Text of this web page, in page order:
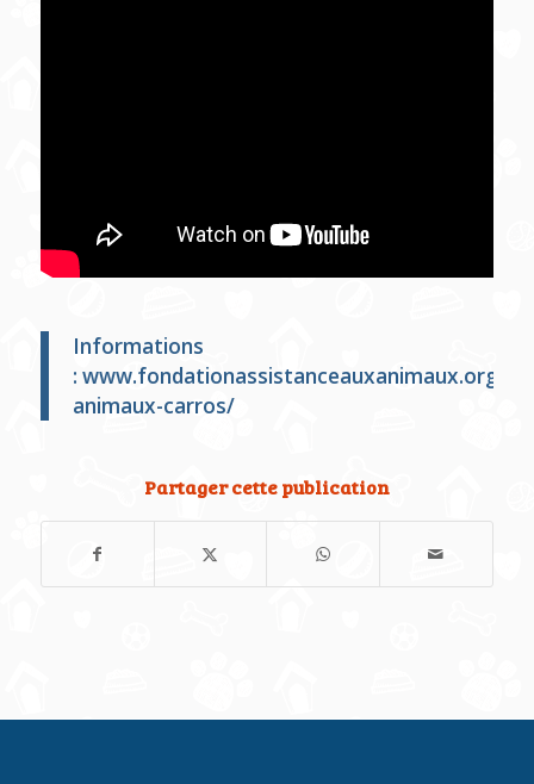
Informations
: www.fondationassistanceauxanimaux.org/
animaux-carros/
Partager cette publication